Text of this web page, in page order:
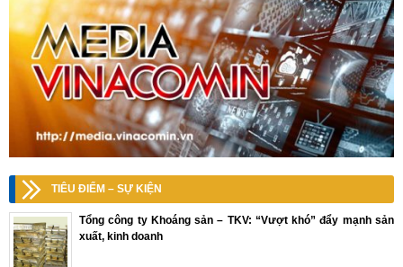
TIÊU ĐIỂM – SỰ KIỆN
Tổng công ty Khoáng sản – TKV: “Vượt khó” đẩy mạnh sản
xuất, kinh doanh